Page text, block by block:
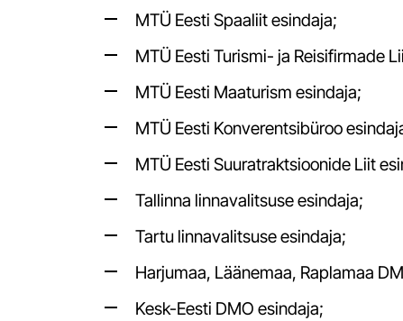
Kestliku turismi sammuseadja
Keskkonnahoidlike sündmuste riiklik juhis
Ülemaailmsed säästva arengu eesmärgid
Juhend loodusturismi toodete ja teenuste
arendamiseks ja pakkumiseks
Loode-Eesti geopargi strateegia aastani 2031
VTA vähese tähtsusega abi
Turismi pikk vaade 2035
Juhend ligipääsetavate ja kaasavate
veeturismioodete loomiseks
MTÜ Eesti Spaaliit esindaja;
MTÜ Eesti Turismi- ja Reisifirmade
MTÜ Eesti Maaturism esindaja;
MTÜ Eesti Konverentsibüroo
MTÜ Eesti Suuratraktsioonide Liit
Tallinna linnavalitsuse esindaja;
Tartu linnavalitsuse esindaja;
Harjumaa, Läänemaa, Raplamaa
Kesk-Eesti DMO esindaja;